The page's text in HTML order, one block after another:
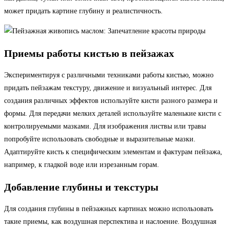
может придать картине глубину и реалистичность.
Приемы работы кистью в пейзажах
Экспериментируя с различными техниками работы кистью, можно
придать пейзажам текстуру, движение и визуальный интерес. Для
создания различных эффектов используйте кисти разного размера и
формы. Для передачи мелких деталей используйте маленькие кисти с
контролируемыми мазками. Для изображения листвы или травы
попробуйте использовать свободные и выразительные мазки.
Адаптируйте кисть к специфическим элементам и фактурам пейзажа,
например, к гладкой воде или изрезанным горам.
Добавление глубины и текстуры
Для создания глубины в пейзажных картинах можно использовать
такие приемы, как воздушная перспектива и наслоение. Воздушная